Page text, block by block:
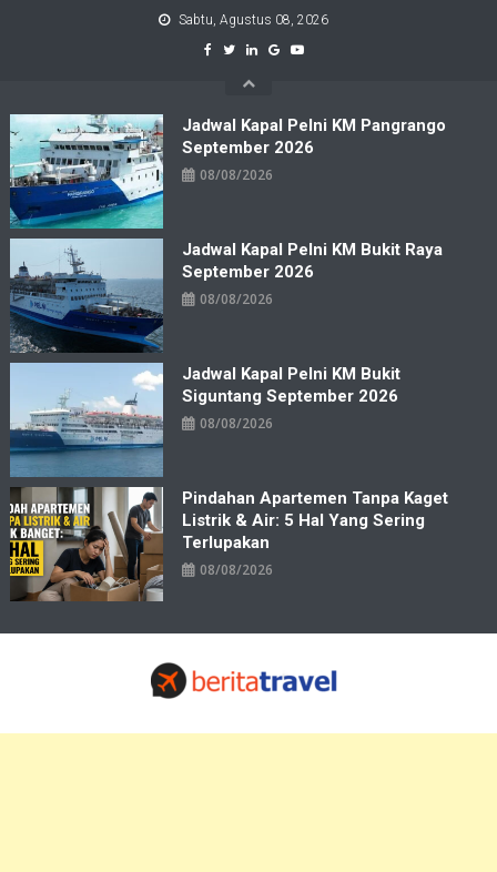
Sabtu, Agustus 08, 2026
Jadwal Kapal Pelni KM Pangrango
September 2026
08/08/2026
Jadwal Kapal Pelni KM Bukit Raya
September 2026
08/08/2026
Jadwal Kapal Pelni KM Bukit
Siguntang September 2026
08/08/2026
Pindahan Apartemen Tanpa Kaget
Listrik & Air: 5 Hal Yang Sering
Terlupakan
08/08/2026
Travelbiz